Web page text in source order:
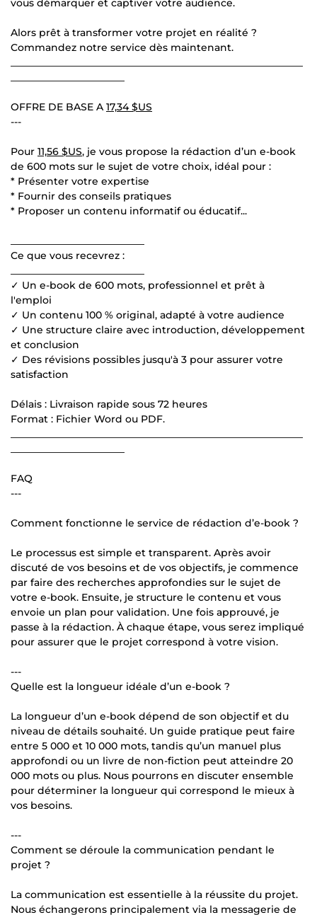
vous démarquer et captiver votre audience.
Alors prêt à transformer votre projet en réalité ?
Commandez notre service dès maintenant.
OFFRE DE BASE A 17,34 $US
---
Pour 11,56 $US, je vous propose la rédaction d’un e-book
de 600 mots sur le sujet de votre choix, idéal pour :
* Présenter votre expertise
* Fournir des conseils pratiques
* Proposer un contenu informatif ou éducatif...
Ce que vous recevrez :
✓ Un e-book de 600 mots, professionnel et prêt à
l'emploi
✓ Un contenu 100 % original, adapté à votre audience
✓ Une structure claire avec introduction, développement
et conclusion
✓ Des révisions possibles jusqu'à 3 pour assurer votre
satisfaction
Délais : Livraison rapide sous 72 heures
Format : Fichier Word ou PDF.
FAQ
---
Comment fonctionne le service de rédaction d’e-book ?
Le processus est simple et transparent. Après avoir
discuté de vos besoins et de vos objectifs, je commence
par faire des recherches approfondies sur le sujet de
votre e-book. Ensuite, je structure le contenu et vous
envoie un plan pour validation. Une fois approuvé, je
passe à la rédaction. À chaque étape, vous serez impliqué
pour assurer que le projet correspond à votre vision.
---
Quelle est la longueur idéale d’un e-book ?
La longueur d’un e-book dépend de son objectif et du
niveau de détails souhaité. Un guide pratique peut faire
entre 5 000 et 10 000 mots, tandis qu’un manuel plus
approfondi ou un livre de non-fiction peut atteindre 20
000 mots ou plus. Nous pourrons en discuter ensemble
pour déterminer la longueur qui correspond le mieux à
vos besoins.
---
Comment se déroule la communication pendant le
projet ?
La communication est essentielle à la réussite du projet.
Nous échangerons principalement via la messagerie de